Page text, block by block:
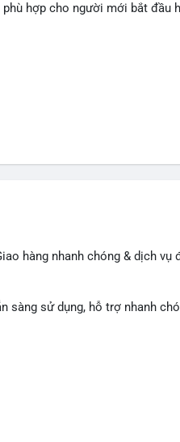
hợp cho người mới bắt đầu
hàng nhanh chóng & dịch vụ
sàng sử dụng, hỗ trợ nhanh